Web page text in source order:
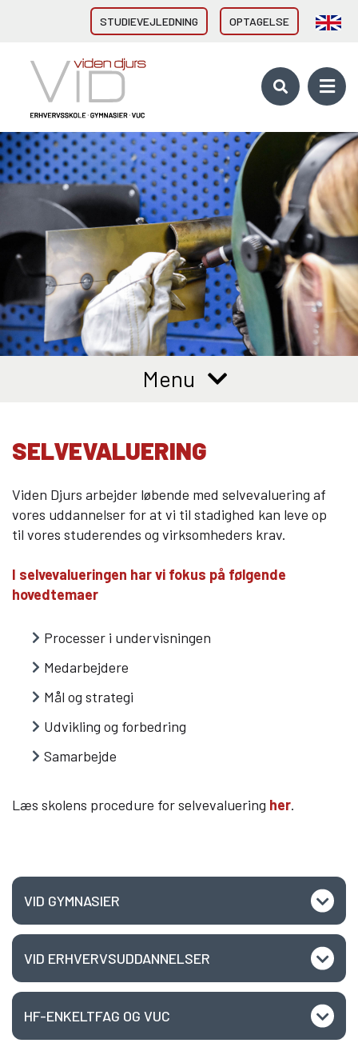
STUDIEVEJLEDNING OPTAGELSE
HHX Grenaa
HHX Rønde
HTX Grenaa
HF-enkeltfag - Grenaa, Hornslet
Brobygning/introforløb
VID ERHVERVSUDDANNELSER
Direkte fra 9/10. klasse
Erhvervsuddannelser (EUD, EUX)
Brobygning/introforløb
10. KLASSE
Game College
VID DETAIL
Elevuddannelser
AMU kurser
VUC OG EFTERUDDANNELSE
VUC (HF-enkeltfag, AVU, FVU, OBU)
Efteruddannelse (AMU)
Om Viden Djurs
Mød os
Personale
Nyheder
Elevfortællinger
Kvalitet
Brochurereol
Oplæsning af tekst
Menu
SELVEVALUERING
Viden Djurs arbejder løbende med selvevaluering af
vores uddannelser for at vi til stadighed kan leve op
til vores studerendes og virksomheders krav.
I selvevalueringen har vi fokus på følgende
hovedtemaer
Processer i undervisningen
Medarbejdere
Mål og strategi
Udvikling og forbedring
Samarbejde
Læs skolens procedure for selvevaluering her.
VID GYMNASIER
VID ERHVERVSUDDANNELSER
HF-ENKELTFAG OG VUC